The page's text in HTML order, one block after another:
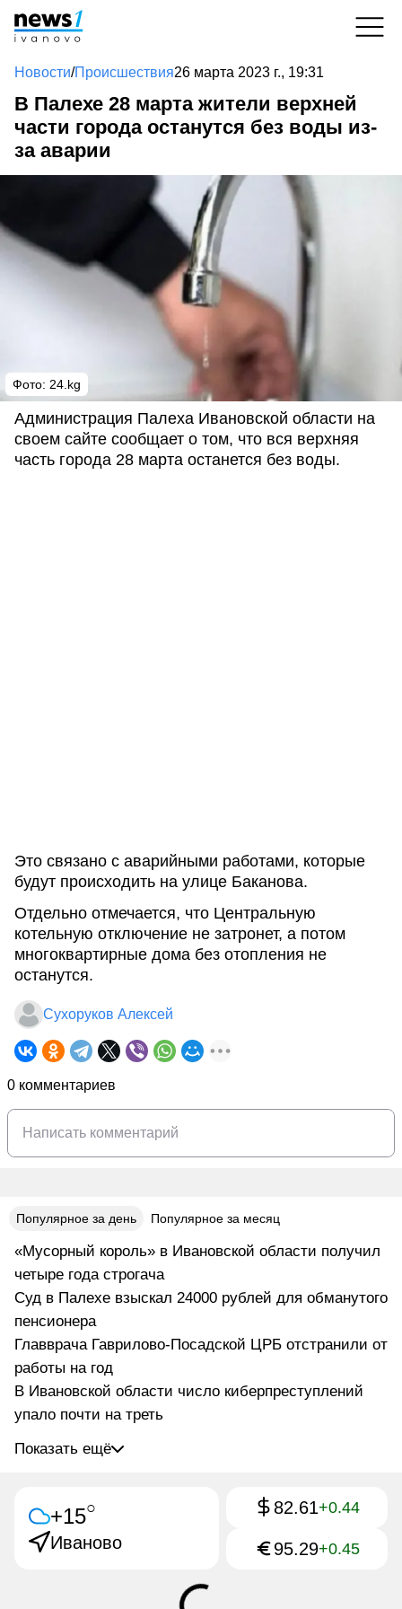
Новости/Происшествия26 марта 2023 г., 19:31
В Палехе 28 марта жители верхней
части города останутся без воды из-
за аварии
Фото: 24.kg
Администрация Палеха Ивановской области на
своем сайте сообщает о том, что вся верхняя
часть города 28 марта останется без воды.
Это связано с аварийными работами, которые
будут происходить на улице Баканова.
Отдельно отмечается, что Центральную
котельную отключение не затронет, а потом
многоквартирные дома без отопления не
останутся.
Сухоруков Алексей
0 комментариев
Популярное за день Популярное за месяц
«Мусорный король» в Ивановской области получил
четыре года строгача
Суд в Палехе взыскал 24000 рублей для обманутого
пенсионера
Главврача Гаврилово-Посадской ЦРБ отстранили от
работы на год
В Ивановской области число киберпреступлений
упало почти на треть
Показать ещё
+15○
Иваново
82.61+0.44
95.29+0.45